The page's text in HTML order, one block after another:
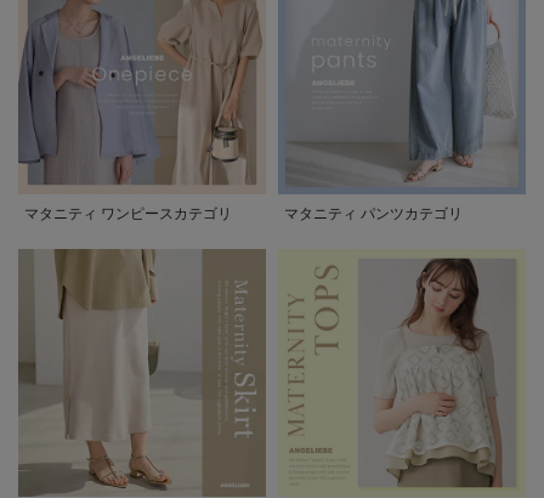
マタニティ ワンピースカテゴリ マタニティ パンツカテゴリ